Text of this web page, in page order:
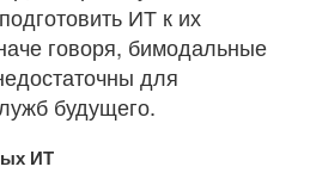
ИТ к их
говоря, бимодальные
для
будущего.
ИТ